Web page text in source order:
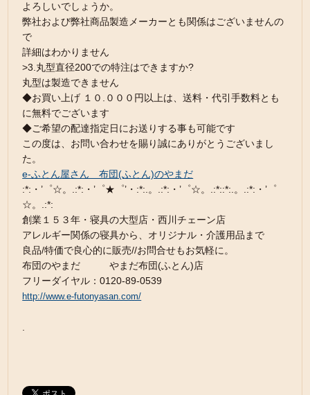
よろしいでしょうか。
弊社および弊社商品製造メーカーとも関係はございませんの
で
詳細はわかりません
>3.丸型直径200での特注はできますか?
丸型は製造できません
◆お買い上げ １０.０００円以上は、送料・代引手数料とも
に無料でございます
◆ご希望の配達指定日にお送りする事も可能です
この度は、お問い合わせを賜り誠にありがとうございまし
た。
e-ふとん屋さん 布団(ふとん)のやまだ
:*:・’゜☆。.:*:・’゜★゜’・:*:.。.:*:・’゜☆。.:*::*:.。.:*:・’゜
☆。.:*:
創業１５３年・寝具の大型店・西川チェーン店
アレルギー関係の寝具から、オリジナル・介護用品まで
良品/特価で良心的に販売//お問合せもお気軽に。
布団のやまだ やまだ布団(ふとん)店
フリーダイヤル：0120-89-0539
http://www.e-futonyasan.com/